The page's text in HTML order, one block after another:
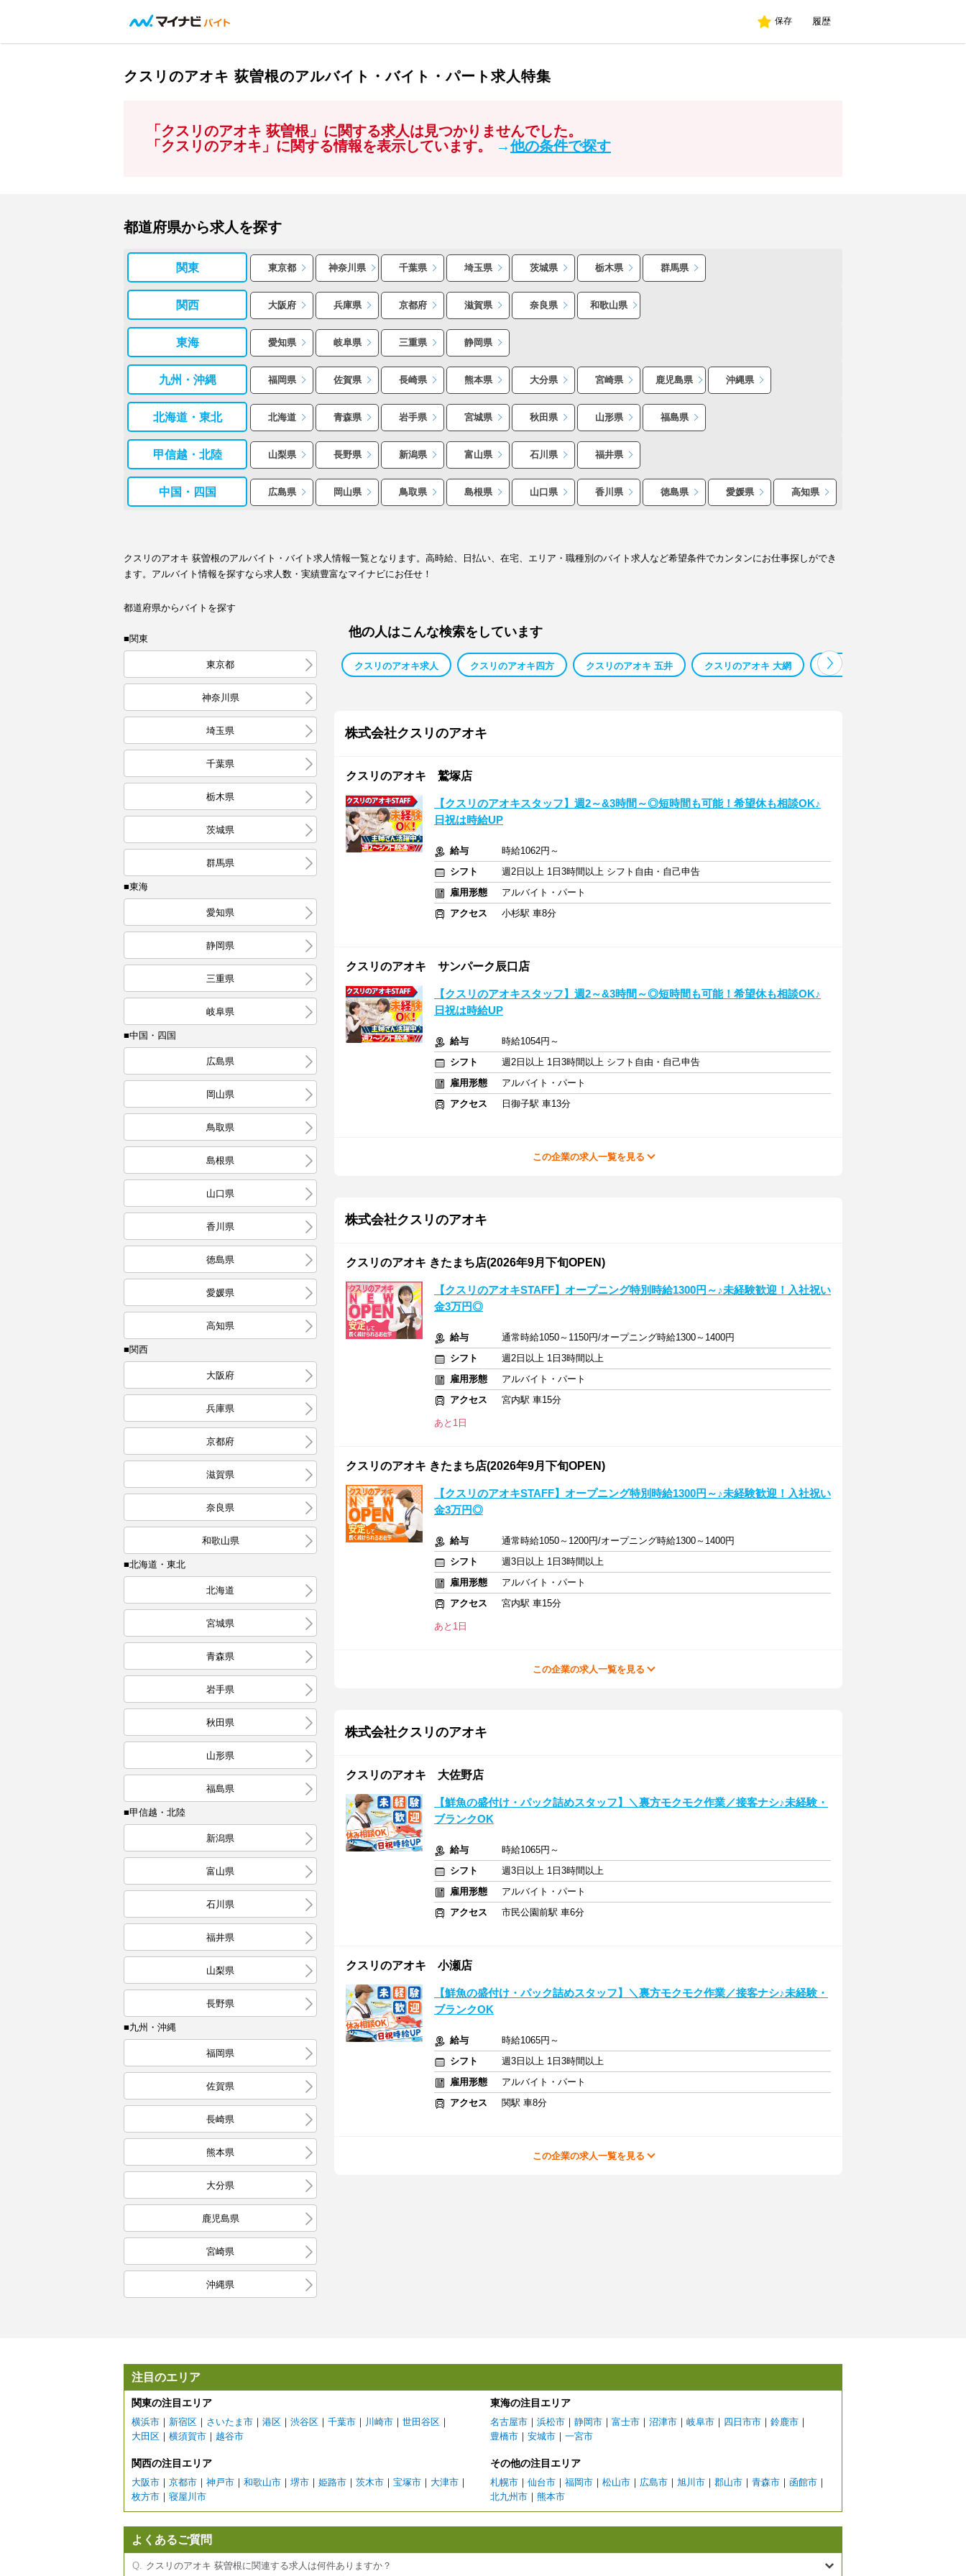
保存 履歴
クスリのアオキ 荻曽根のアルバイト・バイト・パート求人特集
「クスリのアオキ 荻曽根」に関する求人は見つかりませんでした。
「クスリのアオキ」に関する情報を表示しています。
→他の条件で探す
都道府県から求人を探す
関東 東京都 神奈川県 千葉県 埼玉県 茨城県 栃木県 群馬県
関西 大阪府 兵庫県 京都府 滋賀県 奈良県 和歌山県
東海 愛知県 岐阜県 三重県 静岡県
九州・沖縄 福岡県 佐賀県 長崎県 熊本県 大分県 宮崎県 鹿児島県 沖縄県
北海道・東北 北海道 青森県 岩手県 宮城県 秋田県 山形県 福島県
甲信越・北陸 山梨県 長野県 新潟県 富山県 石川県 福井県
中国・四国 広島県 岡山県 鳥取県 島根県 山口県 香川県 徳島県 愛媛県 高知県
クスリのアオキ 荻曽根のアルバイト・バイト求人情報一覧となります。高時給、日払い、在宅、エリア・職種別のバイト求人など希望条件でカンタンにお仕事探しができ
ます。アルバイト情報を探すなら求人数・実績豊富なマイナビにお任せ！
都道府県からバイトを探す
■関東
東京都
神奈川県
埼玉県
千葉県
栃木県
茨城県
群馬県
■東海
愛知県
静岡県
三重県
岐阜県
■中国・四国
広島県
岡山県
鳥取県
島根県
山口県
香川県
徳島県
愛媛県
高知県
■関西
大阪府
兵庫県
京都府
滋賀県
奈良県
和歌山県
■北海道・東北
北海道
宮城県
青森県
岩手県
秋田県
山形県
福島県
■甲信越・北陸
新潟県
富山県
石川県
福井県
山梨県
長野県
■九州・沖縄
福岡県
佐賀県
長崎県
熊本県
大分県
鹿児島県
宮崎県
沖縄県
他の人はこんな検索をしています
クスリのアオキ求人 クスリのアオキ四方 クスリのアオキ 五井 クスリのアオキ 大網 クスリのアオキ 神川
株式会社クスリのアオキ
クスリのアオキ 鷲塚店
【クスリのアオキスタッフ】週2～&3時間～◎短時間も可能！希望休も相談OK♪
日祝は時給UP
給与
時給1062円～
シフト
週2日以上 1日3時間以上 シフト自由・自己申告
雇用形態
アルバイト・パート
アクセス
小杉駅 車8分
クスリのアオキ サンパーク辰口店
【クスリのアオキスタッフ】週2～&3時間～◎短時間も可能！希望休も相談OK♪
日祝は時給UP
給与
時給1054円～
シフト
週2日以上 1日3時間以上 シフト自由・自己申告
雇用形態
アルバイト・パート
アクセス
日御子駅 車13分
この企業の求人一覧を見る
株式会社クスリのアオキ
クスリのアオキ きたまち店(2026年9月下旬OPEN)
【クスリのアオキSTAFF】オープニング特別時給1300円～♪未経験歓迎！入社祝い
金3万円◎
給与
通常時給1050～1150円/オープニング時給1300～1400円
シフト
週2日以上 1日3時間以上
雇用形態
アルバイト・パート
アクセス
宮内駅 車15分
あと1日
クスリのアオキ きたまち店(2026年9月下旬OPEN)
【クスリのアオキSTAFF】オープニング特別時給1300円～♪未経験歓迎！入社祝い
金3万円◎
給与
通常時給1050～1200円/オープニング時給1300～1400円
シフト
週3日以上 1日3時間以上
雇用形態
アルバイト・パート
アクセス
宮内駅 車15分
あと1日
この企業の求人一覧を見る
株式会社クスリのアオキ
クスリのアオキ 大佐野店
【鮮魚の盛付け・パック詰めスタッフ】＼裏方モクモク作業／接客ナシ♪未経験・
ブランクOK
給与
時給1065円～
シフト
週3日以上 1日3時間以上
雇用形態
アルバイト・パート
アクセス
市民公園前駅 車6分
クスリのアオキ 小瀬店
【鮮魚の盛付け・パック詰めスタッフ】＼裏方モクモク作業／接客ナシ♪未経験・
ブランクOK
給与
時給1065円～
シフト
週3日以上 1日3時間以上
雇用形態
アルバイト・パート
アクセス
関駅 車8分
この企業の求人一覧を見る
注目のエリア
関東の注目エリア 東海の注目エリア
横浜市 ｜ 新宿区 ｜ さいたま市 ｜ 港区 ｜ 渋谷区 ｜ 千葉市 ｜ 川崎市 ｜ 世田谷区 ｜
大田区 ｜ 横須賀市 ｜ 越谷市
名古屋市 ｜ 浜松市 ｜ 静岡市 ｜ 富士市 ｜ 沼津市 ｜ 岐阜市 ｜ 四日市市 ｜ 鈴鹿市 ｜
豊橋市 ｜ 安城市 ｜ 一宮市
関西の注目エリア その他の注目エリア
大阪市 ｜ 京都市 ｜ 神戸市 ｜ 和歌山市 ｜ 堺市 ｜ 姫路市 ｜ 茨木市 ｜ 宝塚市 ｜ 大津市 ｜
枚方市 ｜ 寝屋川市
札幌市 ｜ 仙台市 ｜ 福岡市 ｜ 松山市 ｜ 広島市 ｜ 旭川市 ｜ 郡山市 ｜ 青森市 ｜ 函館市 ｜
北九州市 ｜ 熊本市
よくあるご質問
クスリのアオキ 荻曽根に関連する求人は何件ありますか？